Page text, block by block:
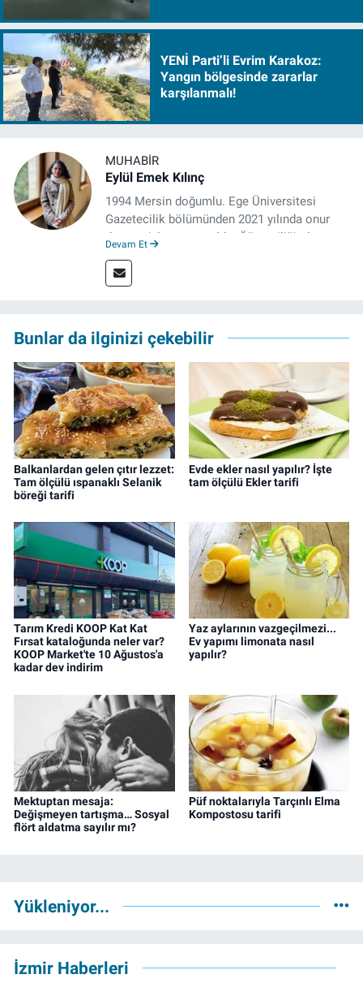
YENİ Parti’li Evrim Karakoz:
Yangın bölgesinde zararlar
karşılanmalı!
MUHABIR
Eylül Emek Kılınç
1994 Mersin doğumlu. Ege Üniversitesi
Gazetecilik bölümünden 2021 yılında onur
derecesiyle mezun oldu. Öğrenciliğinde
deneyimin dışında kapatılana kadar Artı TV
ve TELE1 TV Ankara bürolarında editör ve
Devam Et
Bunlar da ilginizi çekebilir
Balkanlardan gelen çıtır lezzet:
Tam ölçülü ıspanaklı Selanik
böreği tarifi
Evde ekler nasıl yapılır? İşte
tam ölçülü Ekler tarifi
Tarım Kredi KOOP Kat Kat
Fırsat kataloğunda neler var?
KOOP Market'te 10 Ağustos'a
kadar dev indirim
Yaz aylarının vazgeçilmezi...
Ev yapımı limonata nasıl
yapılır?
Mektuptan mesaja:
Değişmeyen tartışma… Sosyal
flört aldatma sayılır mı?
Püf noktalarıyla Tarçınlı Elma
Kompostosu tarifi
Yükleniyor...
İzmir Haberleri